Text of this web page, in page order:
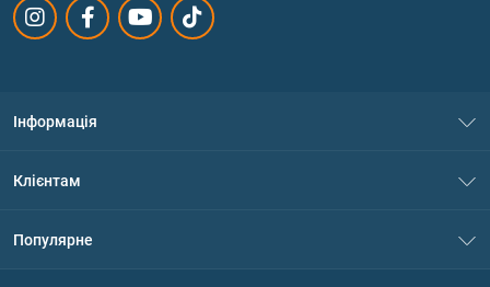
Інформація
Політика конфіденційності
Клієнтам
Популярне